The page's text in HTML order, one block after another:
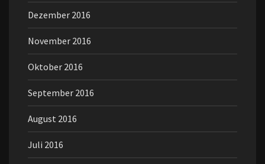
Dezember 2016
November 2016
Oktober 2016
September 2016
August 2016
Juli 2016